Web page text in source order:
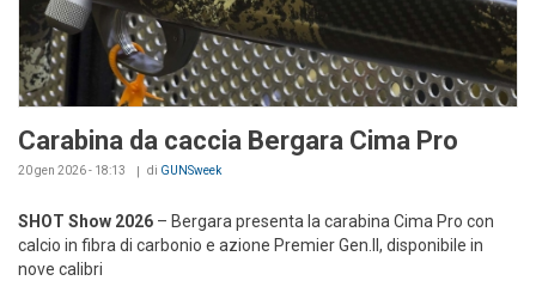
Carabina da caccia Bergara Cima Pro
20 gen 2026 - 18:13 di GUNSweek
SHOT Show 2026 – Bergara presenta la carabina Cima Pro con
calcio in fibra di carbonio e azione Premier Gen.II, disponibile in
nove calibri